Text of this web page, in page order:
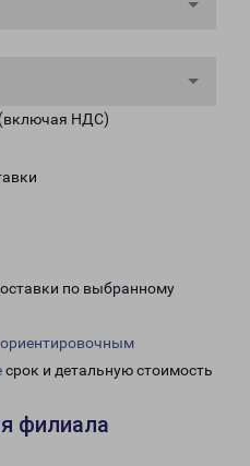
(включая НДС)
по выбранному
ориентировочным
срок и детальную стоимость
филиала